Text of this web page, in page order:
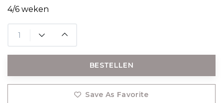
4/6 weken
BESTELLEN
Save As Favorite